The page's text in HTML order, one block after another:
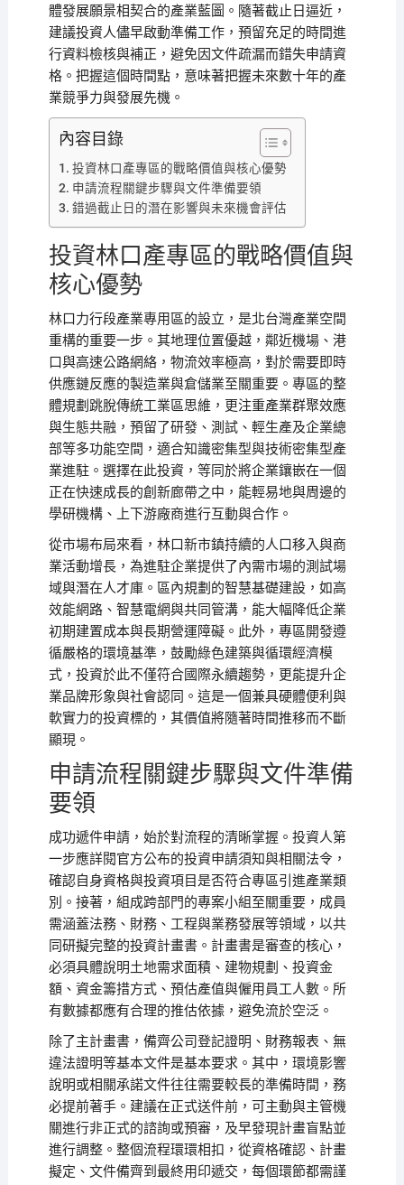
體發展願景相契合的產業藍圖。隨著截止日逼近，
建議投資人儘早啟動準備工作，預留充足的時間進
行資料檢核與補正，避免因文件疏漏而錯失申請資
格。把握這個時間點，意味著把握未來數十年的產
業競爭力與發展先機。
內容目錄
投資林口產專區的戰略價值與核心優勢
申請流程關鍵步驟與文件準備要領
錯過截止日的潛在影響與未來機會評估
投資林口產專區的戰略價值與
核心優勢
林口力行段產業專用區的設立，是北台灣產業空間
重構的重要一步。其地理位置優越，鄰近機場、港
口與高速公路網絡，物流效率極高，對於需要即時
供應鏈反應的製造業與倉儲業至關重要。專區的整
體規劃跳脫傳統工業區思維，更注重產業群聚效應
與生態共融，預留了研發、測試、輕生產及企業總
部等多功能空間，適合知識密集型與技術密集型產
業進駐。選擇在此投資，等同於將企業鑲嵌在一個
正在快速成長的創新廊帶之中，能輕易地與周邊的
學研機構、上下游廠商進行互動與合作。
從市場布局來看，林口新市鎮持續的人口移入與商
業活動增長，為進駐企業提供了內需市場的測試場
域與潛在人才庫。區內規劃的智慧基礎建設，如高
效能網路、智慧電網與共同管溝，能大幅降低企業
初期建置成本與長期營運障礙。此外，專區開發遵
循嚴格的環境基準，鼓勵綠色建築與循環經濟模
式，投資於此不僅符合國際永續趨勢，更能提升企
業品牌形象與社會認同。這是一個兼具硬體便利與
軟實力的投資標的，其價值將隨著時間推移而不斷
顯現。
申請流程關鍵步驟與文件準備
要領
成功遞件申請，始於對流程的清晰掌握。投資人第
一步應詳閱官方公布的投資申請須知與相關法令，
確認自身資格與投資項目是否符合專區引進產業類
別。接著，組成跨部門的專案小組至關重要，成員
需涵蓋法務、財務、工程與業務發展等領域，以共
同研擬完整的投資計畫書。計畫書是審查的核心，
必須具體說明土地需求面積、建物規劃、投資金
額、資金籌措方式、預估產值與僱用員工人數。所
有數據都應有合理的推估依據，避免流於空泛。
除了主計畫書，備齊公司登記證明、財務報表、無
違法證明等基本文件是基本要求。其中，環境影響
說明或相關承諾文件往往需要較長的準備時間，務
必提前著手。建議在正式送件前，可主動與主管機
關進行非正式的諮詢或預審，及早發現計畫盲點並
進行調整。整個流程環環相扣，從資格確認、計畫
擬定、文件備齊到最終用印遞交，每個環節都需謹